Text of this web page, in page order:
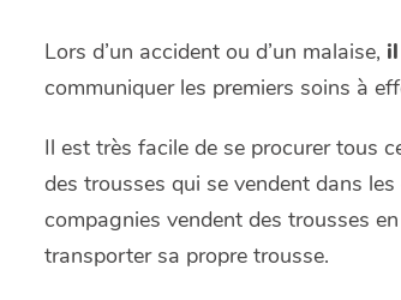
Lors d’un accident ou d’un malaise,
communiquer les premiers soins à
Il est très facile de se procurer tous
des trousses qui se vendent dans
compagnies vendent des trousses
transporter sa propre trousse.